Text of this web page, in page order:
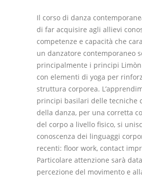
Il corso di danza
di far acquisire agli allievi
competenze e capacità che
un danzatore contemporaneo
principalmente i principi Limòn
con elementi di yoga per
struttura corporea.
principi basilari delle tecniche
della danza, per una corretta
del corpo a livello fisico, si
conoscenza dei linguaggi
recenti: floor work, contact
Particolare attenzione sarà
percezione del movimento e